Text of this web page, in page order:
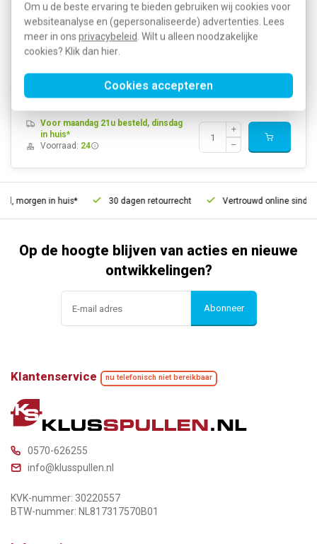
Om u de beste ervaring te bieden gebruiken wij cookies voor
websiteanalyse en (gepersonaliseerde) advertenties. Lees
meer in ons privacybeleid . Wilt u alleen noodzakelijke
cookies? Klik dan hier
Cookies accepteren
Breedte: 70 Millimeter Hoogte: 100 Millimeter Diepte: 58 Millimeter
Modulaire uitvoering (voor railmontage): Ja Beschermingsgraad
(IP): IP20 Primaire spanning 1: 230 - 230 Volt Geschikt voor
printmontage: Nee Ringkern: Nee Uitgev...
44,76
TS 25/12-24 C
EAN:8012542928508
Voor maandag 21u besteld, dinsdag
in huis*
Voorraad: 24
morgen in huis* 30 dagen retourrecht Vertrouwd online sinds
Op de hoogte blijven van acties en nieuwe
ontwikkelingen?
Abonneer
Klantenservice nu telefonisch niet bereikbaar
0570-626255
info@klusspullen.nl
KVK-nummer: 30220557
BTW-nummer: NL817317570B01